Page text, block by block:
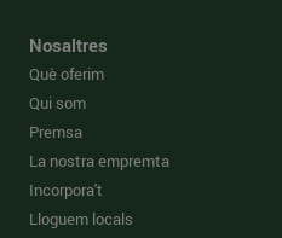
Nosaltres
Què oferim
Qui som
Premsa
La nostra empremta
Incorpora't
Lloguem locals